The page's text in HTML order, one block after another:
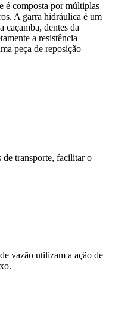
é composta por múltiplas
A garra hidráulica é um
caçamba, dentes da
a resistência
peça de reposição
de transporte, facilitar o
vazão utilizam a ação de